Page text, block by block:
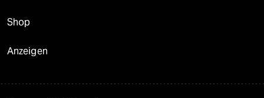
Shop
Anzeigen